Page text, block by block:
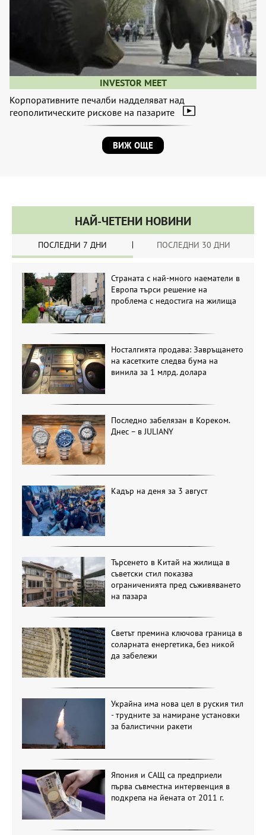
INVESTOR MEET
Корпоративните печалби надделяват над
геополитическите рискове на пазарите
ВИЖ ОЩЕ
НАЙ-ЧЕТЕНИ НОВИНИ
ПОСЛЕДНИ 7 ДНИ ПОСЛЕДНИ 30 ДНИ
Страната с най-много наематели в
Европа търси решение на
проблема с недостига на жилища
Носталгията продава: Завръщането
на касетките следва бума на
винила за 1 млрд. долара
Последно забелязан в Кореком.
Днес – в JULIANY
Кадър на деня за 3 август
Търсенето в Китай на жилища в
съветски стил показва
ограниченията пред съживяването
на пазара
Светът премина ключова граница в
соларната енергетика, без никой
да забележи
Украйна има нова цел в руския тил
- трудните за намиране установки
за балистични ракети
Япония и САЩ са предприели
първа съвместна интервенция в
подкрепа на йената от 2011 г.